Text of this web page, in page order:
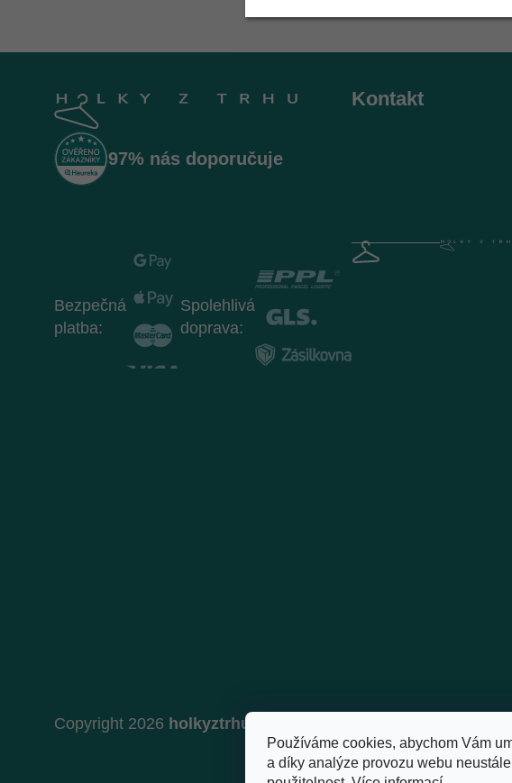
Používáme cookies, abychom Vám
a díky analýze provozu webu
97% nás doporučuje
Kontakt
Bezpečná
platba:
Spolehlivá
doprava:
Copyright 2026 holkyztrhu.cz